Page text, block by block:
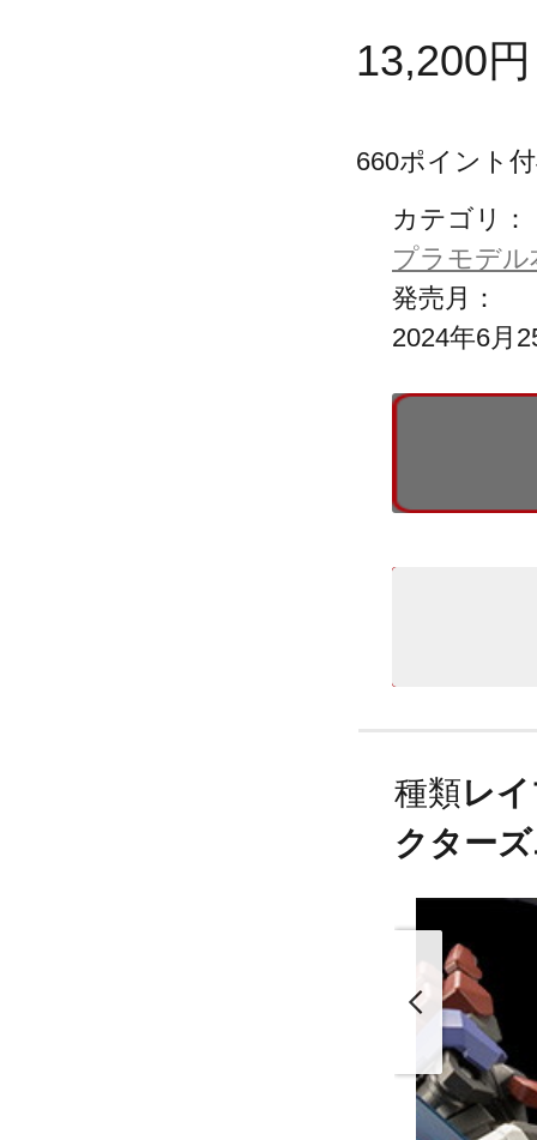
13,200円
660ポイント
カテゴリ：
プラモデル
発売月：
2024年6月
種類レ
クター